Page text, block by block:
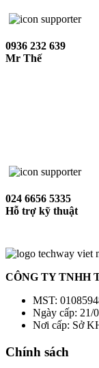
0936 232 639
Mr Thế
024 6656 5335
Hỗ trợ kỹ thuật
CÔNG TY TNHH
MST:
Ngày cấp: 21/
Nơi cấp: Sở
Chính sách